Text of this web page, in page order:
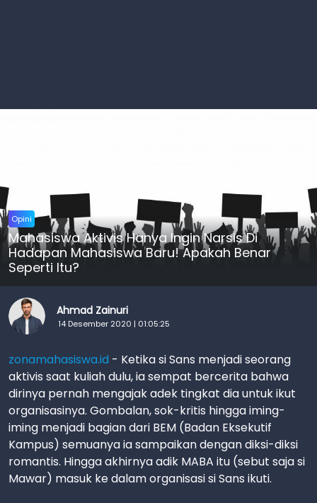
Opini
Mahasiswa Aktivis Hanya Ingin Narsis Di
Hadapan Mahasiswa Baru! Apakah Benar
Seperti Itu?
Ahmad Zainuri
14 Desember 2020 | 01:05:25
zonamahasiswa.id - Ketika si Sans menjadi seorang
aktivis saat kuliah dulu, ia sempat bercerita bahwa
dirinya pernah mengajak adek tingkat dia untuk ikut
organisasinya. Gombalan, sok-kritis hingga iming-
iming menjadi bagian dari BEM (Badan Eksekutif
Kampus) semuanya ia sampaikan dengan diksi-diksi
romantis. Hingga akhirnya adik MABA itu (sebut saja si
Mawar) masuk ke dalam organisasi si Sans ikuti.